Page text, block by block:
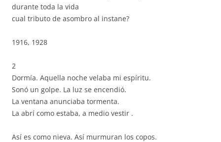
durante toda la vida
cual tributo de asombro al instane?
1916, 1928
2
Dormía. Aquella noche velaba mi espíritu.
Sonó un golpe. La luz se encendió.
La ventana anunciaba tormenta.
La abrí como estaba, a medio vestir .
Así es como nieva. Así murmuran los copos.